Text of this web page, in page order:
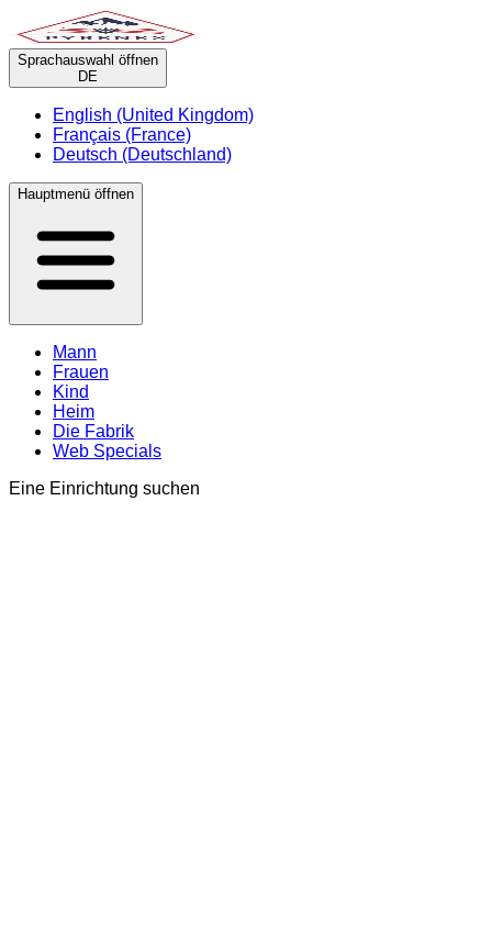
Sprachauswahl öffnen
DE
English (United Kingdom)
Français (France)
Deutsch (Deutschland)
Hauptmenü öffnen
Mann
Frauen
Kind
Heim
Die Fabrik
Web Specials
Eine Einrichtung suchen